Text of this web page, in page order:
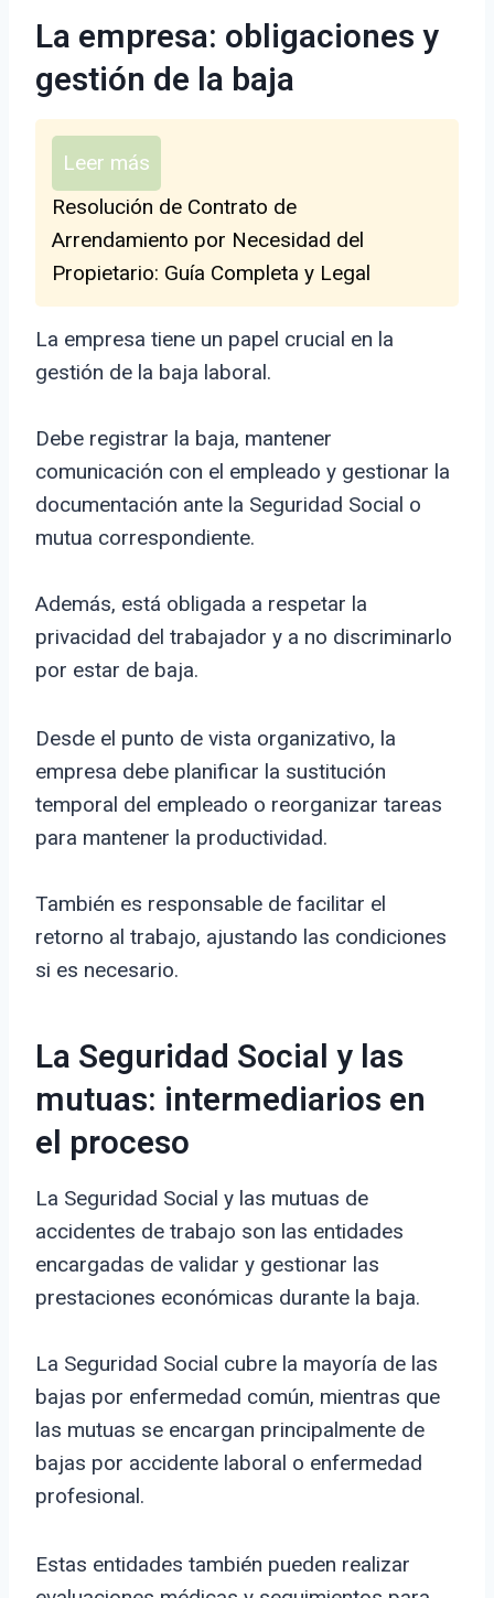
La empresa: obligaciones y
gestión de la baja
Leer más
Resolución de Contrato de
Arrendamiento por Necesidad del
Propietario: Guía Completa y Legal
La empresa tiene un papel crucial en la
gestión de la baja laboral.
Debe registrar la baja, mantener
comunicación con el empleado y gestionar la
documentación ante la Seguridad Social o
mutua correspondiente.
Además, está obligada a respetar la
privacidad del trabajador y a no discriminarlo
por estar de baja.
Desde el punto de vista organizativo, la
empresa debe planificar la sustitución
temporal del empleado o reorganizar tareas
para mantener la productividad.
También es responsable de facilitar el
retorno al trabajo, ajustando las condiciones
si es necesario.
La Seguridad Social y las
mutuas: intermediarios en
el proceso
La Seguridad Social y las mutuas de
accidentes de trabajo son las entidades
encargadas de validar y gestionar las
prestaciones económicas durante la baja.
La Seguridad Social cubre la mayoría de las
bajas por enfermedad común, mientras que
las mutuas se encargan principalmente de
bajas por accidente laboral o enfermedad
profesional.
Estas entidades también pueden realizar